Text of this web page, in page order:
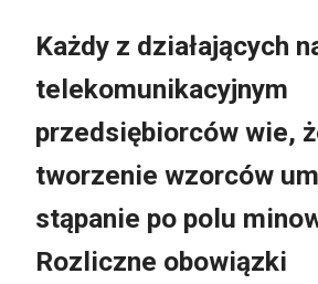
Każdy z działających
telekomunikacyjnym
przedsiębiorców wie,
tworzenie wzorców
stąpanie po polu
Rozliczne obowiązki